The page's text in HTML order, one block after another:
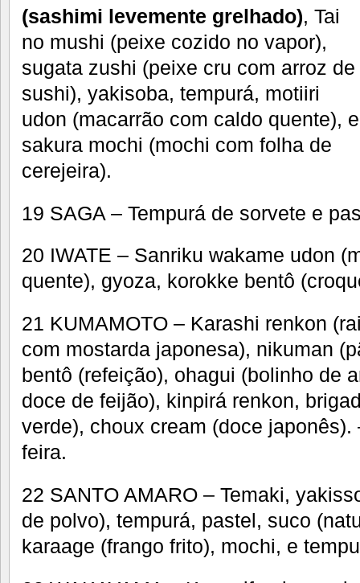
(sashimi levemente grelhado), Tai
no mushi (peixe cozido no vapor),
sugata zushi (peixe cru com arroz de
sushi), yakisoba, tempurá, motiiri
udon (macarrão com caldo quente), e
sakura mochi (mochi com folha de
cerejeira).
19 SAGA – Tempurá de sorvete e
20 IWATE – Sanriku wakame udon
quente), gyoza, korokke bentô
21 KUMAMOTO – Karashi renkon
com mostarda japonesa), nikuman
bentô (refeição), ohagui (bolinho de
doce de feijão), kinpirá renkon,
verde), choux cream (doce
feira.
22 SANTO AMARO – Temaki,
de polvo), tempurá, pastel, suco
karaage (frango frito), mochi, e